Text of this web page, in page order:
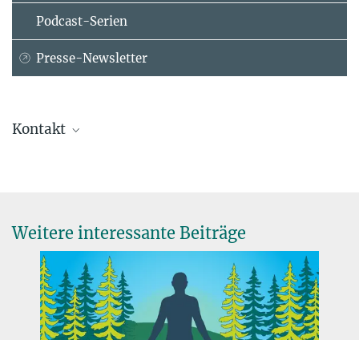
Podcast-Serien
Presse-Newsletter
Kontakt
akleidon@...
Weitere interessante Beiträge